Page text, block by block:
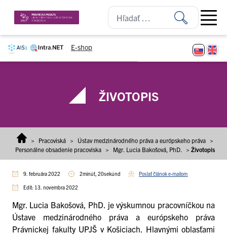
E-shop
Open
ŽIVOTOPIS
> Pracoviská > Ústav medzinárodného práva a európskeho práva
>
Personálne obsadenie pracoviska
> Mgr. Lucia Bakošová, PhD. > Životopis
9. februára 2022 2minút, 20sekúnd Poslať článok e-mailom
Edit: 13. novembra 2022
Mgr. Lucia Bakošová, PhD. je výskumnou pracovníčkou na
Ústave medzinárodného práva a európskeho práva
Právnickej fakulty UPJŠ v Košiciach. Hlavnými oblasťami